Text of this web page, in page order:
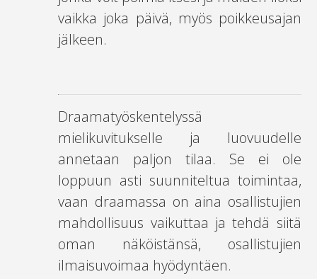
vaikka joka päivä, myös poikkeusajan
jälkeen.
Draamatyöskentelyssä
mielikuvitukselle ja luovuudelle
annetaan paljon tilaa. Se ei ole
loppuun asti suunniteltua toimintaa,
vaan draamassa on aina osallistujien
mahdollisuus vaikuttaa ja tehdä siitä
oman näköistänsä, osallistujien
ilmaisuvoimaa hyödyntäen.